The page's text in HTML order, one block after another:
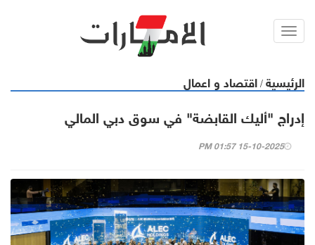
Toggl
الرئيسية / اقتصاد و اعمال
إدراج "أليك القابضة" في سوق دبي المالي
15-10-2025 01:57 PM